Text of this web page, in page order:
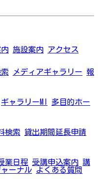
施設案内 アクセス
メディアギャラリー 報
ギャラリーMI
多目的ホー
検索
貸出期間延長申請
業日程 受講申込案内 講
ーナル よくある質問